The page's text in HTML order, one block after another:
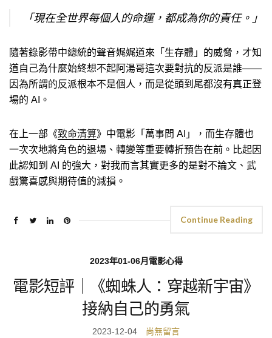
「現在全世界每個人的命運，都成為你的責任。」
隨著錄影帶中總統的聲音娓娓道來「生存體」的威脅，才知
道自己為什麼始終想不起阿湯哥這次要對抗的反派是誰——
因為所謂的反派根本不是個人，而是從頭到尾都沒有真正登
場的 AI。
在上一部《致命清算》中電影「萬事問 AI」，而生存體也
一次次地將角色的退場、轉變等重要轉折預告在前。比起因
此認知到 AI 的強大，對我而言其實更多的是對不論文、武
戲驚喜感與期待值的減損。
Continue Reading
2023年01-06月電影心得
電影短評｜《蜘蛛人：穿越新宇宙》
接納自己的勇氣
2023-12-04 尚無留言